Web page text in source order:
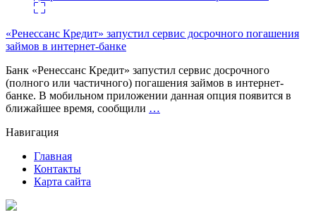
«Ренессанс Кредит» запустил сервис досрочного погашения
займов в интернет-банке
Банк «Ренессанс Кредит» запустил сервис досрочного
(полного или частичного) погашения займов в интернет-
банке. В мобильном приложении данная опция появится в
ближайшее время, сообщили …
Навигация
Главная
Контакты
Карта сайта